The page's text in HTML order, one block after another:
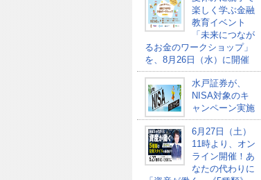
楽しく学ぶ金融
教育イベント
「未来につなが
るお金のワークショップ」
を、8月26日（水）に開催
水戸証券が、
NISA対象のキ
ャンペーン実施
6月27日（土）
11時より、オン
ライン開催！あ
なたの代わりに